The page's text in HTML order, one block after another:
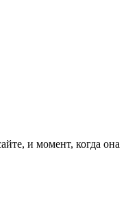
и момент, когда она